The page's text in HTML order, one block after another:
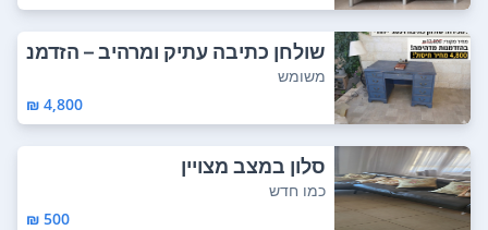
שולחן כתיבה עתיק ומרהיב – הזדמנ
ות נדירה!...
משומש
4,800 ₪
סלון במצב מצויין
כמו חדש
500 ₪